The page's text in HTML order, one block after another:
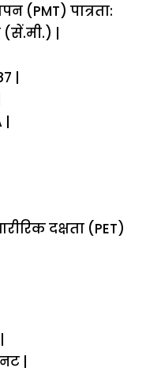
(PMT) पात्रता:
(सें.मी.) |
|
|
दक्षता (PET)
|